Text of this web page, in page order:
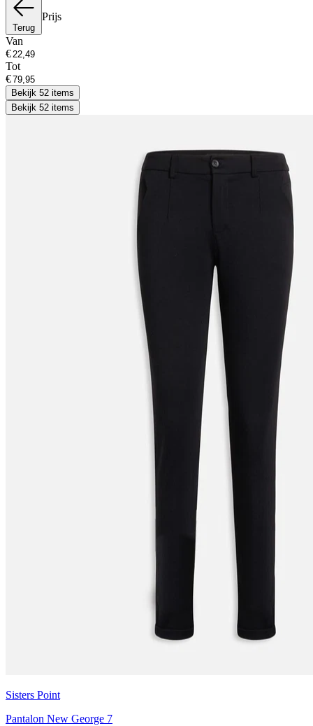
Terug
Prijs
Van
€
Tot
€
Bekijk 52 items
Bekijk 52 items
Sisters Point
Pantalon New George 7